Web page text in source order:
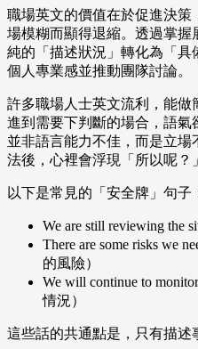
職場英文的價值在於促進決
場模糊而顯得退縮。透過掌握
純的「描述狀況」轉化為「
個人專業感並推動團隊討論。
許多職場人士英文流利，能
進到需要下判斷的場合，語
並非語言能力不佳，而是立
法後，心裡會浮現「所以呢？
以下是常見的「安全牌」句子
We are still reviewing the
There are some risks we
的風險）
We will continue to
情況）
這些話的共通點是，只有描述